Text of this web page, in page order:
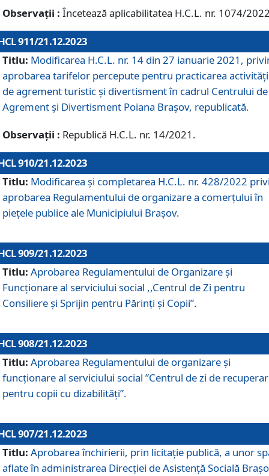
Observații : Încetează aplicabilitatea H.C.L. nr. 1074/
911/21.12.2023
Titlu: Modificarea H.C.L. nr. 14 din 27 ianuarie 2021,
aprobarea tarifelor percepute pentru practicarea
de agrement turistic și divertisment în cadrul Centrului de
Agrement și Divertisment Poiana Brașov, republicată.
Observații : Republică H.C.L. nr. 14/2021.
910/21.12.2023
Titlu: Modificarea și completarea H.C.L. nr. 428/2022
aprobarea Regulamentului de organizare a comerțului în
piețele publice ale Municipiului Braşov.
909/21.12.2023
Titlu: Aprobarea Regulamentului de Organizare și
Funcționare al serviciului social ,,Centrul de Zi pentru
Consiliere şi Sprijin pentru Părinţi şi Copii”.
908/21.12.2023
Titlu: Aprobarea Regulamentului de organizare şi
funcţionare al serviciului social ”Centrul de zi de
pentru copii cu dizabilități”.
907/21.12.2023
Titlu: Aprobarea închirierii, prin licitație publică, a unor
aflate în administrarea Direcției de Asistență Socială